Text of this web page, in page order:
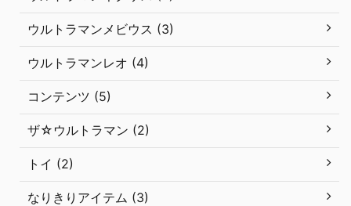
ウルトラマンメビウス (3)
ウルトラマンレオ (4)
コンテンツ (5)
ザ☆ウルトラマン (2)
トイ (2)
なりきりアイテム (3)